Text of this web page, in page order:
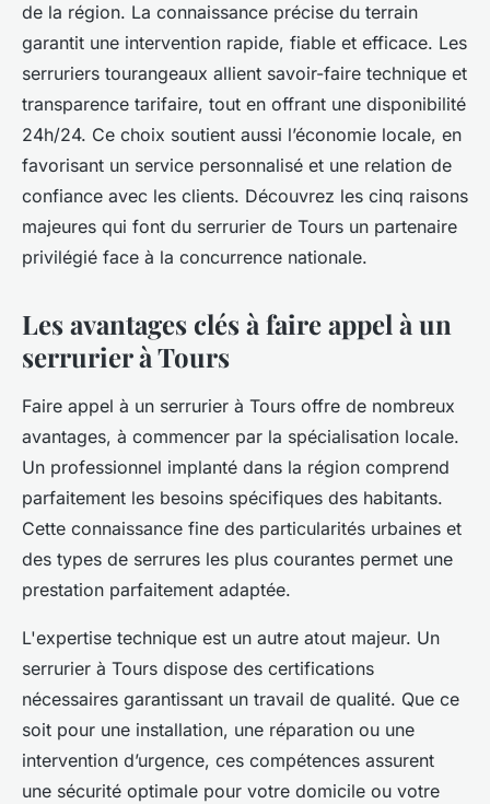
de la région. La connaissance précise du terrain
garantit une intervention rapide, fiable et efficace. Les
serruriers tourangeaux allient savoir-faire technique et
transparence tarifaire, tout en offrant une disponibilité
24h/24. Ce choix soutient aussi l’économie locale, en
favorisant un service personnalisé et une relation de
confiance avec les clients. Découvrez les cinq raisons
majeures qui font du serrurier de Tours un partenaire
privilégié face à la concurrence nationale.
Les avantages clés à faire appel à un
serrurier à Tours
Faire appel à un serrurier à Tours offre de nombreux
avantages, à commencer par la spécialisation locale.
Un professionnel implanté dans la région comprend
parfaitement les besoins spécifiques des habitants.
Cette connaissance fine des particularités urbaines et
des types de serrures les plus courantes permet une
prestation parfaitement adaptée.
L'expertise technique est un autre atout majeur. Un
serrurier à Tours dispose des certifications
nécessaires garantissant un travail de qualité. Que ce
soit pour une installation, une réparation ou une
intervention d’urgence, ces compétences assurent
une sécurité optimale pour votre domicile ou votre